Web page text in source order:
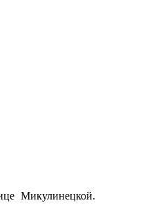
Микулинецкой.